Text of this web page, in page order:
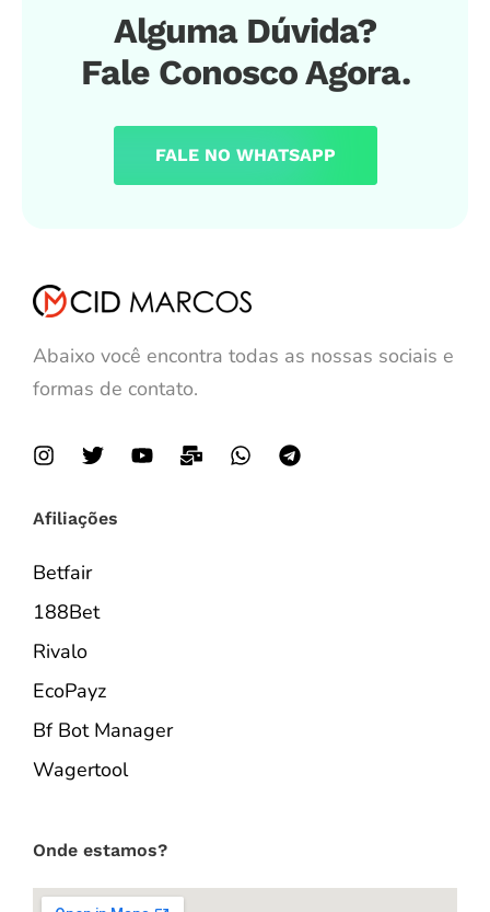
Alguma Dúvida?
Fale Conosco Agora.
FALE NO WHATSAPP
Abaixo você encontra todas as nossas sociais e
formas de contato.
Afiliações
Betfair
188Bet
Rivalo
EcoPayz
Bf Bot Manager
Wagertool
Onde estamos?